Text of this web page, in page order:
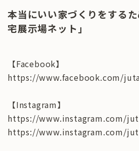
本当にいい家づくりをする
宅展示場ネット」
【Facebook】
https://www.facebook.com/
【Instagram】
https://www.instagram.com/
https://www.instagram.com/